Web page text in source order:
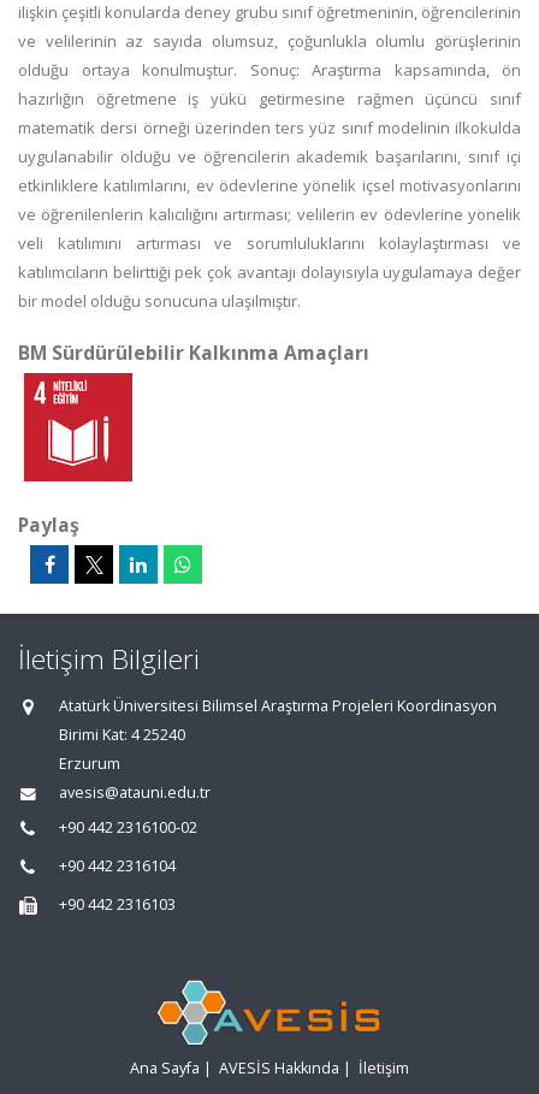
ilişkin çeşitli konularda deney grubu sınıf öğretmeninin, öğrencilerinin
ve velilerinin az sayıda olumsuz, çoğunlukla olumlu görüşlerinin
olduğu ortaya konulmuştur. Sonuç: Araştırma kapsamında, ön
hazırlığın öğretmene iş yükü getirmesine rağmen üçüncü sınıf
matematik dersi örneği üzerinden ters yüz sınıf modelinin ilkokulda
uygulanabilir olduğu ve öğrencilerin akademik başarılarını, sınıf içi
etkinliklere katılımlarını, ev ödevlerine yönelik içsel motivasyonlarını
ve öğrenilenlerin kalıcılığını artırması; velilerin ev ödevlerine yönelik
veli katılımını artırması ve sorumluluklarını kolaylaştırması ve
katılımcıların belirttiği pek çok avantajı dolayısıyla uygulamaya değer
bir model olduğu sonucuna ulaşılmıştır.
BM Sürdürülebilir Kalkınma Amaçları
Paylaş
İletişim Bilgileri
Atatürk Üniversitesi Bilimsel Araştırma Projeleri Koordinasyon
Birimi Kat: 4 25240
Erzurum
avesis@atauni.edu.tr
+90 442 2316100-02
+90 442 2316104
+90 442 2316103
Ana Sayfa | AVESİS Hakkında | İletişim